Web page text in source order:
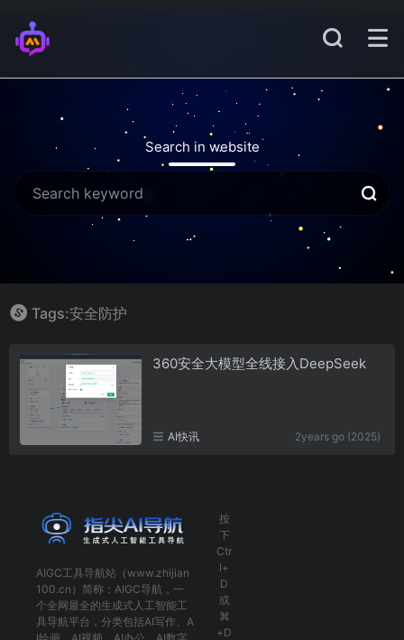
Search in website
Tags:安全防护
360安全大模型全线接入DeepSeek
AI快讯 2years go (2025)
AIGC工具导航站（www.zhijian
100.cn）简称： AIGC导航 ，一
个全网最全的生成式人工智能工
具导航平台，分类包括AI写作 、 A
按
下
Ctr
l+
D
或
⌘
+D